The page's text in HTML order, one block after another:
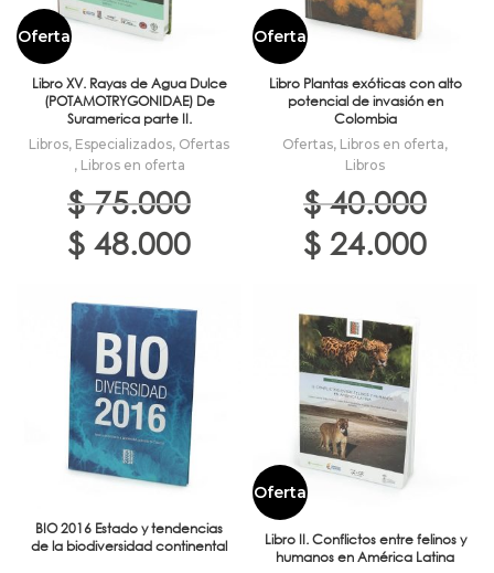
Oferta
Libro XV. Rayas de Agua Dulce
(POTAMOTRYGONIDAE) De
Suramerica parte II.
Libros, Especializados, Ofertas
, Libros en oferta
$75.000
El
precio
$ 75.000.
$ 48.000precio
$ 48.000.
Oferta
Libro Plantas exóticas con alto
potencial de invasión en
Colombia
Ofertas, Libros en oferta,
Libros
$40.000
El
precio
$ 40.000.
$ 24.000precio
BIO 2016 Estado y tendencias
de la biodiversidad continental
Oferta
Libro II. Conflictos entre felinos y
humanos en América Latina